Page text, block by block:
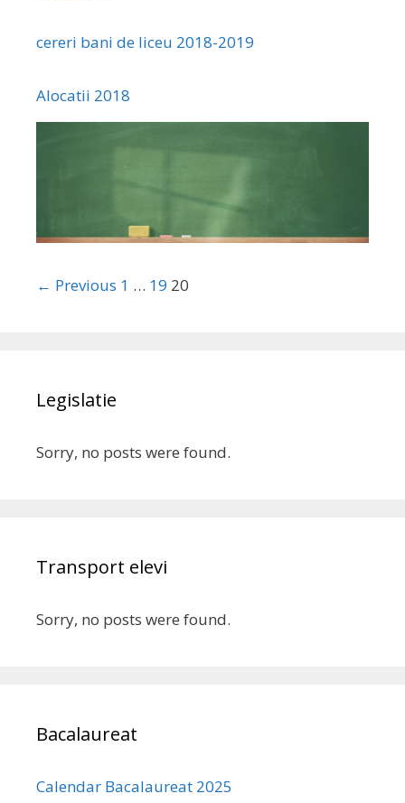
cereri bani de liceu 2018-2019
Alocatii 2018
← Previous 1 … 19 20
Legislatie
Sorry, no posts were found.
Transport elevi
Sorry, no posts were found.
Bacalaureat
Calendar Bacalaureat 2025